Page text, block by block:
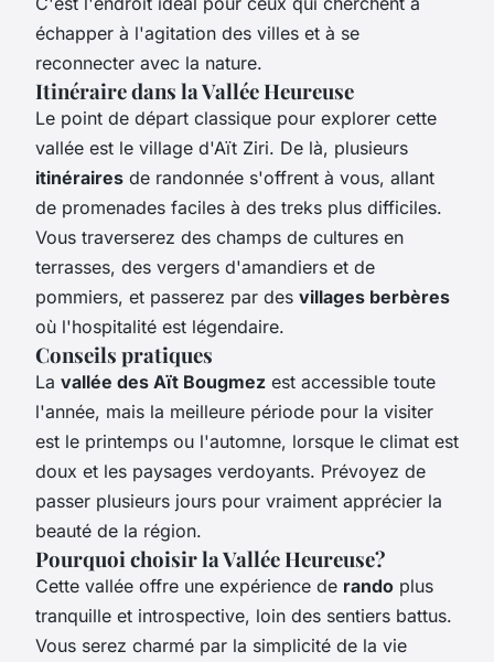
échapper à l'agitation des villes et à se
reconnecter avec la nature.
Itinéraire dans la Vallée Heureuse
Le point de départ classique pour explorer cette
vallée est le village d'Aït Ziri. De là, plusieurs
itinéraires de randonnée s'offrent à vous, allant
de promenades faciles à des treks plus difficiles.
Vous traverserez des champs de cultures en
terrasses, des vergers d'amandiers et de
pommiers, et passerez par des villages berbères
où l'hospitalité est légendaire.
Conseils pratiques
La vallée des Aït Bougmez est accessible toute
l'année, mais la meilleure période pour la visiter
est le printemps ou l'automne, lorsque le climat est
doux et les paysages verdoyants. Prévoyez de
passer plusieurs jours pour vraiment apprécier la
beauté de la région.
Pourquoi choisir la Vallée Heureuse?
Cette vallée offre une expérience de rando plus
tranquille et introspective, loin des sentiers battus.
Vous serez charmé par la simplicité de la vie